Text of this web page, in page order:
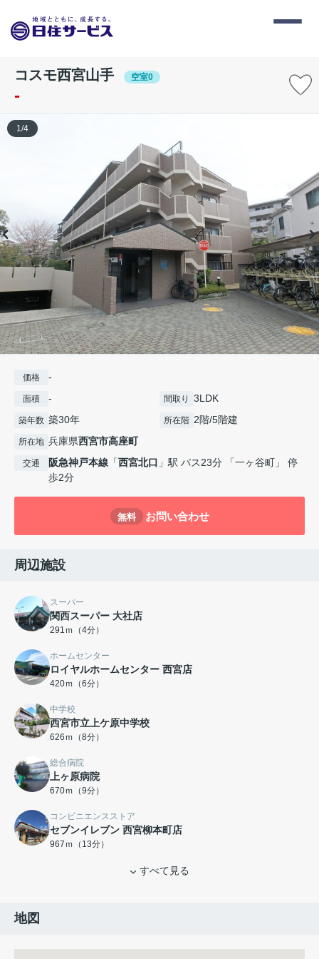
コスモ西宮山手 空室0
-
1/4
価格 -
面積 - 間取り 3LDK
築年数 築30年 所在階 2階/5階建
所在地 兵庫県西宮市高座町
交通 阪急神戸本線 「西宮北口 」駅 バス23分 「一ヶ谷町」 停
歩2分
無料 お問い合わせ
周辺施設
スーパー
関西スーパー 大社店
291ｍ（4分）
ホームセンター
ロイヤルホームセンター 西宮店
420ｍ（6分）
中学校
西宮市立上ケ原中学校
626ｍ（8分）
総合病院
上ヶ原病院
670ｍ（9分）
コンビニエンスストア
セブンイレブン 西宮柳本町店
967ｍ（13分）
すべて見る
地図